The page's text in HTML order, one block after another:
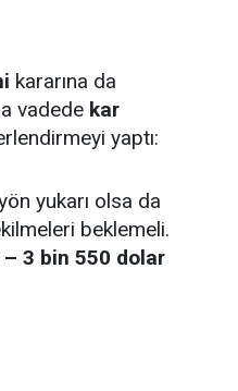
kararına da
vadede kar
yaptı:
yukarı olsa da
beklemeli.
3 bin 550 dolar